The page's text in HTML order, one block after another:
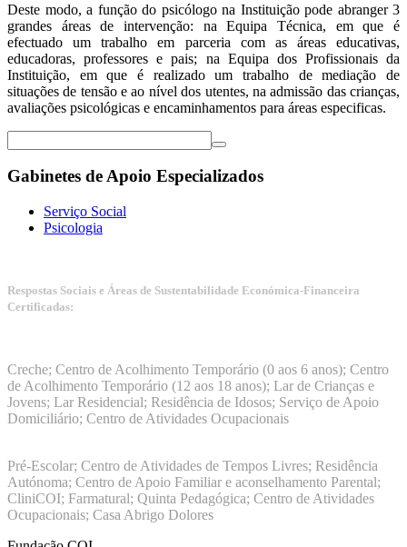
Deste modo, a função do psicólogo na Instituição pode abranger 3
grandes áreas de intervenção: na Equipa Técnica, em que é
efectuado um trabalho em parceria com as áreas educativas,
educadoras, professores e pais; na Equipa dos Profissionais da
Instituição, em que é realizado um trabalho de mediação de
situações de tensão e ao nível dos utentes, na admissão das crianças,
avaliações psicológicas e encaminhamentos para áreas especificas.
Gabinetes de Apoio Especializados
Serviço Social
Psicologia
Respostas Sociais e Áreas de Sustentabilidade Económica-Financeira
Certificadas:
Creche; Centro de Acolhimento Temporário (0 aos 6 anos); Centro
de Acolhimento Temporário (12 aos 18 anos); Lar de Crianças e
Jovens; Lar Residencial; Residência de Idosos; Serviço de Apoio
Domiciliário; Centro de Atividades Ocupacionais
Pré-Escolar; Centro de Atividades de Tempos Livres; Residência
Autónoma; Centro de Apoio Familiar e aconselhamento Parental;
CliniCOI; Farmatural; Quinta Pedagógica; Centro de Atividades
Ocupacionais; Casa Abrigo Dolores